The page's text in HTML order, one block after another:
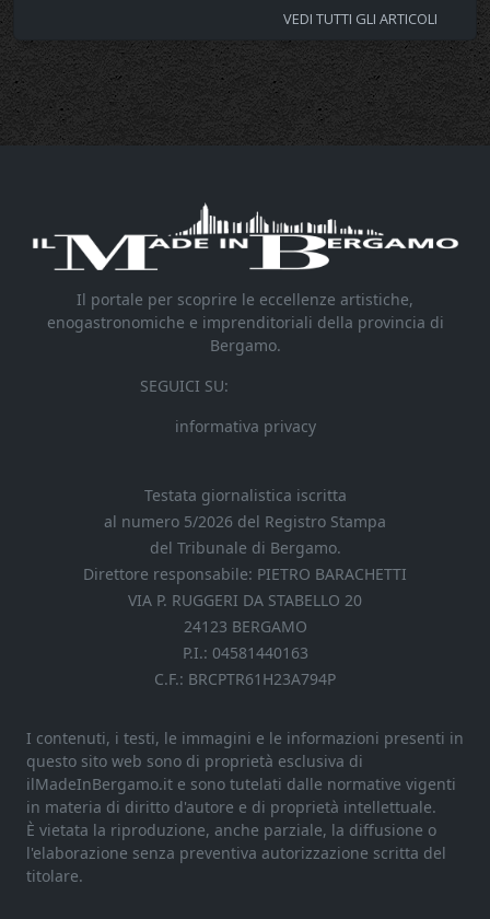
VEDI TUTTI GLI ARTICOLI
Il portale per scoprire le eccellenze artistiche,
enogastronomiche e imprenditoriali della provincia di
Bergamo.
SEGUICI SU:
informativa privacy
Testata giornalistica iscritta
al numero 5/2026 del Registro Stampa
del Tribunale di Bergamo.
Direttore responsabile: PIETRO BARACHETTI
VIA P. RUGGERI DA STABELLO 20
24123 BERGAMO
P.I.: 04581440163
C.F.: BRCPTR61H23A794P
I contenuti, i testi, le immagini e le informazioni presenti in
questo sito web sono di proprietà esclusiva di
ilMadeInBergamo.it e sono tutelati dalle normative vigenti
in materia di diritto d'autore e di proprietà intellettuale.
È vietata la riproduzione, anche parziale, la diffusione o
l'elaborazione senza preventiva autorizzazione scritta del
titolare.